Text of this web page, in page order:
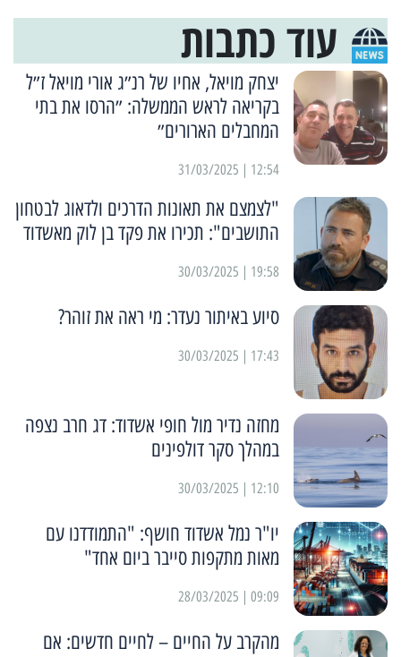
עוד כתבות
יצחק מויאל, אחיו של רנ״ג אורי מויאל ז״ל
בקריאה לראש הממשלה: ״הרסו את בתי
המחבלים הארורים״
12:54 | 31/03/2025
"לצמצם את תאונות הדרכים ולדאוג לבטחון
התושבים": תכירו את פקד בן לוק מאשדוד
19:58 | 30/03/2025
סיוע באיתור נעדר: מי ראה את זוהר?
17:43 | 30/03/2025
מחזה נדיר מול חופי אשדוד: דג חרב נצפה
במהלך סקר דולפינים
12:10 | 30/03/2025
יו"ר נמל אשדוד חושף: "התמודדנו עם
מאות מתקפות סייבר ביום אחד"
09:09 | 28/03/2025
מהקרב על החיים – לחיים חדשים: אם